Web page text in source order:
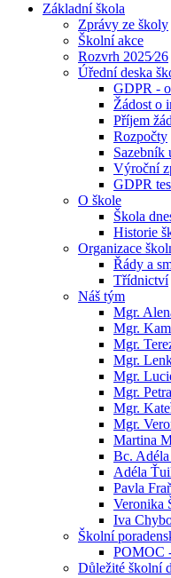
Základní škola
Zprávy ze školy
Školní akce
Rozvrh 2025⁄26
Úřední deska
GDPR -
Žádost o
Příjem
Rozpočty
Sazebník
Výroční
GDPR
O škole
Škola
Historie
Organizace
Řády a
Třídnictví
Náš tým
Mgr.
Mgr.
Mgr.
Mgr.
Mgr.
Mgr.
Mgr.
Mgr.
Martina
Bc.
Adéla
Pavla
Veronika
Iva
Školní
POMOC
Důležité školní